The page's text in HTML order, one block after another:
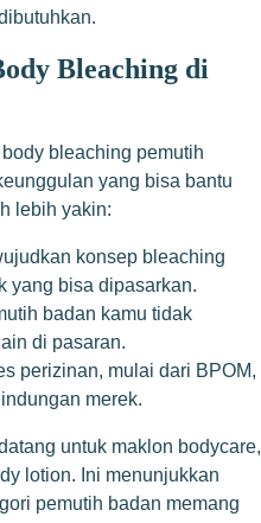
Bleaching di
bleaching pemutih
yang bisa bantu
lebih yakin:
konsep bleaching
yang bisa dipasarkan.
badan kamu tidak
di pasaran.
perizinan, mulai dari BPOM,
merek.
untuk maklon bodycare,
lotion. Ini menunjukkan
pemutih badan memang